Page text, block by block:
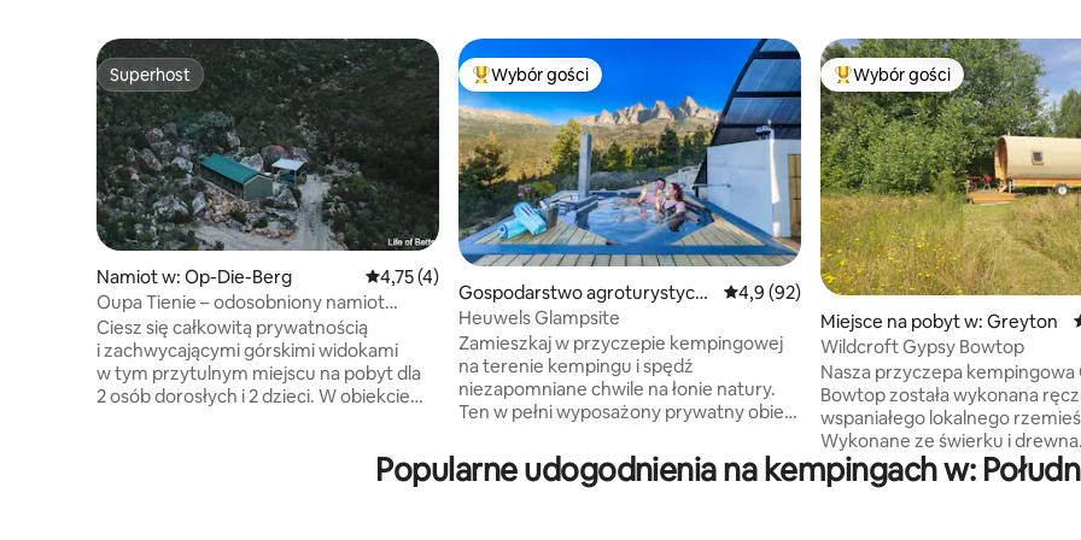
Superhost
Superhost
Namiot w: Op-Die-Berg Średnia ocena: 4,75 na 5, liczba recenzji: 4
4,75 (4)
Oupa Tienie – odosobniony namiot
w Balie'sGat
Ciesz się całkowitą prywatnością
i zachwycającymi górskimi widokami
w tym przytulnym miejscu na pobyt dla
2 osób dorosłych i 2 dzieci. W obiekcie
lodówko-zamrażarka oraz piec opalany
drewnem z zamkniętym obiegiem
Najpopularniejsze z kategorii Wybór gości
Wybór gości
Gospodarstwo agroturystycz
ne w: Wellington
Średnia ocena: 4,9 na 5, liczba recenzji: 92
4,9 (92)
Heuwels Glampsite
Zamieszkaj w przyczepie kempingowej
na terenie kempingu i spędź
niezapomniane chwile na łonie natury.
Ten w pełni wyposażony prywatny obiekt
kempingową, zadaszony grill braai na
przestronnym drewnianym tarasie
Najpopularniejsze z kategorii
Wybór gości
Miejsce na pobyt w: Greyton
Wildcroft Gypsy Bowtop
Nasza przyczepa kempingowa
Bowtop została wykonana
wspaniałego lokalnego
Wykonane ze świerku i drewna
cyprysowego oraz
pokrywającego
Popularne udogodnienia na kempingach w: